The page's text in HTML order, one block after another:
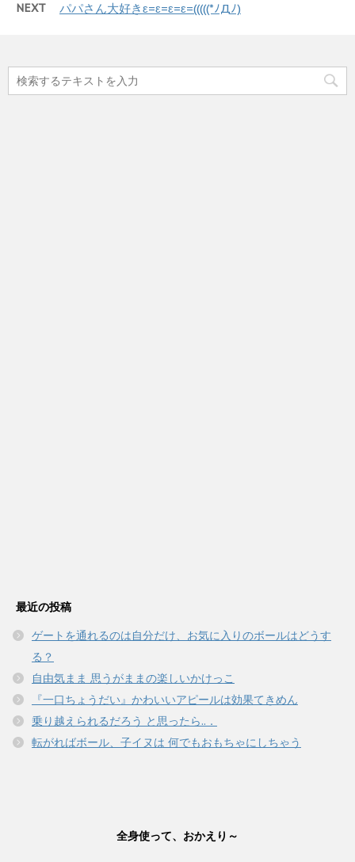
NEXT パパさん大好きε=ε=ε=ε=(((((*ﾉДﾉ)
最近の投稿
ゲートを通れるのは自分だけ、お気に入りのボールはどうす
る？
自由気まま 思うがままの楽しいかけっこ
『一口ちょうだい』かわいいアピールは効果てきめん
乗り越えられるだろう と思ったら..．
転がればボール、子イヌは 何でもおもちゃにしちゃう
全身使って、おかえり～